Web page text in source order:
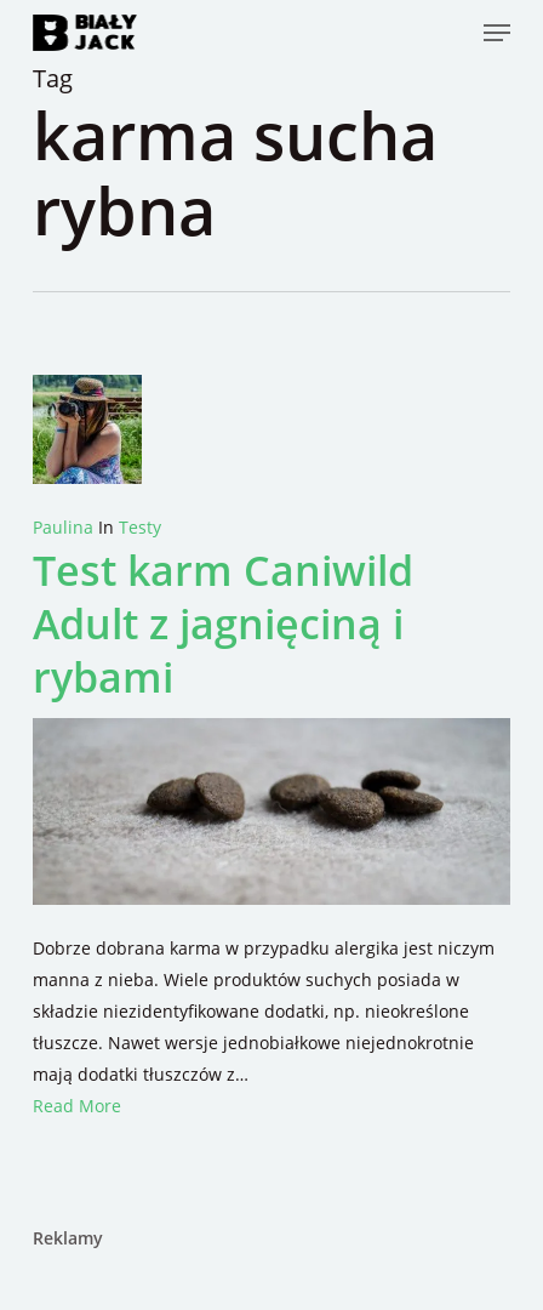
main
content
Menu
Tag
karma sucha
rybna
Paulina In Testy
Test karm Caniwild
Adult z jagnięciną i
rybami
Dobrze dobrana karma w przypadku alergika jest niczym
manna z nieba. Wiele produktów suchych posiada w
składzie niezidentyfikowane dodatki, np. nieokreślone
tłuszcze. Nawet wersje jednobiałkowe niejednokrotnie
mają dodatki tłuszczów z…
Read More
Reklamy